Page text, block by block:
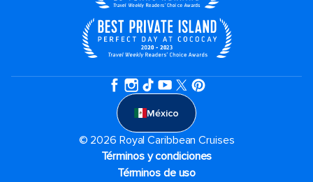
México
© 2026 Royal Caribbean Cruises
Términos y condiciones
Términos de uso